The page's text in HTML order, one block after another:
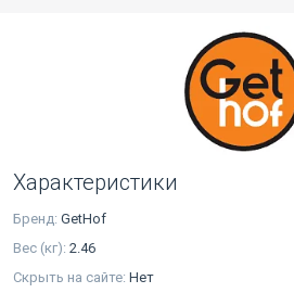
Характеристики
Бренд: GetHof
Вес (кг): 2.46
Скрыть на сайте: Нет